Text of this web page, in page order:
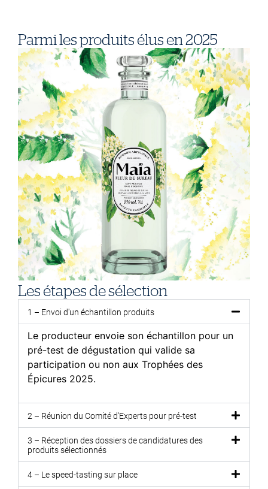
Parmi les produits élus en 2025
Les étapes de sélection
1 – Envoi d'un échantillon produits
Le producteur envoie son échantillon pour un
pré-test de dégustation qui valide sa
participation ou non aux Trophées des
Épicures 2025.
2 – Réunion du Comité d'Experts pour pré-test
3 – Réception des dossiers de candidatures des
produits sélectionnés
4 – Le speed-tasting sur place